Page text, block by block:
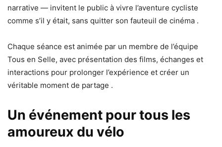
narrative — invitent le public à vivre l’aventure cycliste
comme s’il y était, sans quitter son fauteuil de cinéma .
Chaque séance est animée par un membre de l’équipe
Tous en Selle, avec présentation des films, échanges et
interactions pour prolonger l’expérience et créer un
véritable moment de partage .
Un événement pour tous les
amoureux du vélo